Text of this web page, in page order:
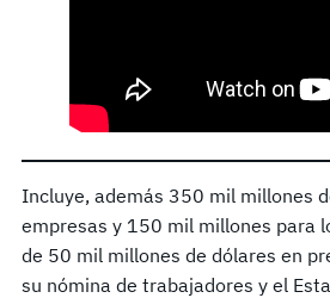
Incluye, además 350 mil millones
empresas y 150 mil millones para
de 50 mil millones de dólares en
su nómina de trabajadores y el